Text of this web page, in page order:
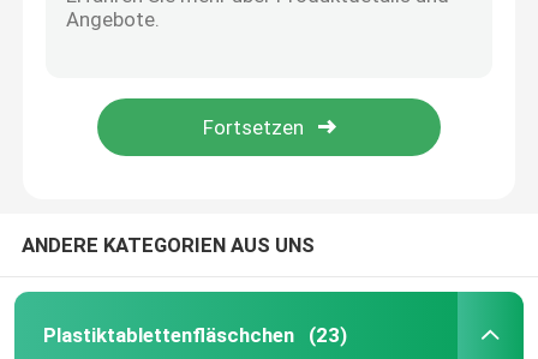
ANDERE KATEGORIEN AUS UNS
Plastiktablettenfläschchen (23)